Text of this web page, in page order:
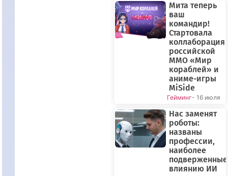
Мита теперь
ваш
командир!
Стартовала
коллаборация
российской
ММО «Мир
кораблей» и
аниме-игры
MiSide
Гейминг- 16 июля
Нас заменят
роботы:
названы
профессии,
наиболее
подверженные
влиянию ИИ